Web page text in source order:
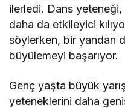
ilerledi. Dans yeteneği,
daha da etkileyici
söylerken, bir yandan
büyülemeyi başarıyor.
Genç yaşta büyük
yeteneklerini daha